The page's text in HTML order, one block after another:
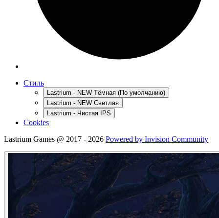
Стиль
Lastrium - NEW Тёмная (По умолчанию)
Lastrium - NEW Светлая
Lastrium - Чистая IPS
Cookies
Lastrium Games @ 2017 - 2026 Powered by Invision Community